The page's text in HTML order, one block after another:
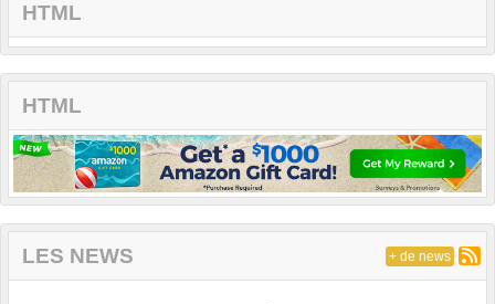
HTML
HTML
LES NEWS + de news